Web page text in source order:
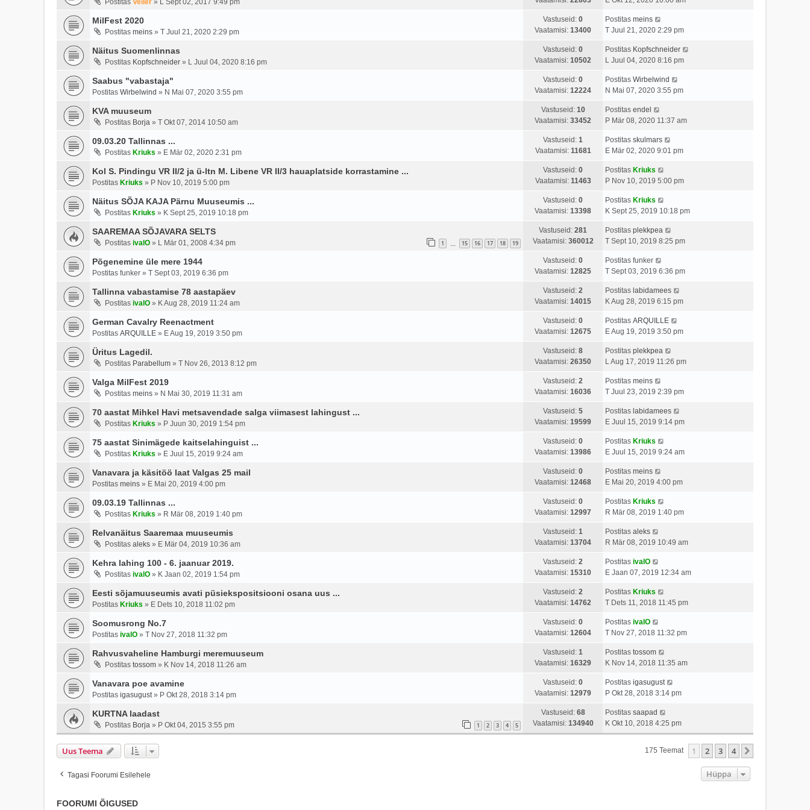
Postitas Veiler » L Sept 02, 2017 9:49 pm
MilFest 2020
Postitas meins » T Juul 21, 2020 2:29 pm
Vastuseid: 0
Vaatamisi: 13400
Postitas meins
T Juul 21, 2020 2:29 pm
Näitus Suomenlinnas
Postitas Kopfschneider » L Juul 04, 2020 8:16 pm
Vastuseid: 0
Vaatamisi: 10502
Postitas Kopfschneider
L Juul 04, 2020 8:16 pm
Saabus "vabastaja"
Postitas Wirbelwind » N Mai 07, 2020 3:55 pm
Vastuseid: 0
Vaatamisi: 12224
Postitas Wirbelwind
N Mai 07, 2020 3:55 pm
KVA muuseum
Postitas Borja » T Okt 07, 2014 10:50 am
Vastuseid: 10
Vaatamisi: 33452
Postitas endel
P Mär 08, 2020 11:37 am
09.03.20 Tallinnas ...
Postitas Kriuks » E Mär 02, 2020 2:31 pm
Vastuseid: 1
Vaatamisi: 11681
Postitas skulmars
E Mär 02, 2020 9:01 pm
Kol S. Pindingu VR II/2 ja ü-ltn M. Libene VR II/3 hauaplatside korrastamine ...
Postitas Kriuks » P Nov 10, 2019 5:00 pm
Vastuseid: 0
Vaatamisi: 11463
Postitas Kriuks
P Nov 10, 2019 5:00 pm
Näitus SÕJA KAJA Pärnu Muuseumis ...
Postitas Kriuks » K Sept 25, 2019 10:18 pm
Vastuseid: 0
Vaatamisi: 13398
Postitas Kriuks
K Sept 25, 2019 10:18 pm
SAAREMAA SÕJAVARA SELTS
Postitas ivalO » L Mär 01, 2008 4:34 pm 1 15 16 17 18 19
Vastuseid: 281
Vaatamisi: 360012
Postitas plekkpea
T Sept 10, 2019 8:25 pm
Põgenemine üle mere 1944
Postitas funker » T Sept 03, 2019 6:36 pm
Vastuseid: 0
Vaatamisi: 12825
Postitas funker
T Sept 03, 2019 6:36 pm
Tallinna vabastamise 78 aastapäev
Postitas ivalO » K Aug 28, 2019 11:24 am
Vastuseid: 2
Vaatamisi: 14015
Postitas labidamees
K Aug 28, 2019 6:15 pm
German Cavalry Reenactment
Postitas ARQUILLE » E Aug 19, 2019 3:50 pm
Vastuseid: 0
Vaatamisi: 12675
Postitas ARQUILLE
E Aug 19, 2019 3:50 pm
Üritus Lagedil.
Postitas Parabellum » T Nov 26, 2013 8:12 pm
Vastuseid: 8
Vaatamisi: 26350
Postitas plekkpea
L Aug 17, 2019 11:26 pm
Valga MilFest 2019
Postitas meins » N Mai 30, 2019 11:31 am
Vastuseid: 2
Vaatamisi: 16036
Postitas meins
T Juul 23, 2019 2:39 pm
70 aastat Mihkel Havi metsavendade salga viimasest lahingust ...
Postitas Kriuks » P Juun 30, 2019 1:54 pm
Vastuseid: 5
Vaatamisi: 19599
Postitas labidamees
E Juul 15, 2019 9:14 pm
75 aastat Sinimägede kaitselahinguist ...
Postitas Kriuks » E Juul 15, 2019 9:24 am
Vastuseid: 0
Vaatamisi: 13986
Postitas Kriuks
E Juul 15, 2019 9:24 am
Vanavara ja käsitöö laat Valgas 25 mail
Postitas meins » E Mai 20, 2019 4:00 pm
Vastuseid: 0
Vaatamisi: 12468
Postitas meins
E Mai 20, 2019 4:00 pm
09.03.19 Tallinnas ...
Postitas Kriuks » R Mär 08, 2019 1:40 pm
Vastuseid: 0
Vaatamisi: 12997
Postitas Kriuks
R Mär 08, 2019 1:40 pm
Relvanäitus Saaremaa muuseumis
Postitas aleks » E Mär 04, 2019 10:36 am
Vastuseid: 1
Vaatamisi: 13704
Postitas aleks
R Mär 08, 2019 10:49 am
Kehra lahing 100 - 6. jaanuar 2019.
Postitas ivalO » K Jaan 02, 2019 1:54 pm
Vastuseid: 2
Vaatamisi: 15310
Postitas ivalO
E Jaan 07, 2019 12:34 am
Eesti sõjamuuseumis avati püsiekspositsiooni osana uus ...
Postitas Kriuks » E Dets 10, 2018 11:02 pm
Vastuseid: 2
Vaatamisi: 14762
Postitas Kriuks
T Dets 11, 2018 11:45 pm
Soomusrong No.7
Postitas ivalO » T Nov 27, 2018 11:32 pm
Vastuseid: 0
Vaatamisi: 12604
Postitas ivalO
T Nov 27, 2018 11:32 pm
Rahvusvaheline Hamburgi meremuuseum
Postitas tossom » K Nov 14, 2018 11:26 am
Vastuseid: 1
Vaatamisi: 16329
Postitas tossom
K Nov 14, 2018 11:35 am
Vanavara poe avamine
Postitas igasugust» P Okt 28, 2018 3:14 pm
Vastuseid: 0
Vaatamisi: 12979
Postitas igasugust
P Okt 28, 2018 3:14 pm
KURTNA laadast
Postitas Borja » P Okt 04, 2015 3:55 pm 1 2 3 4 5
Vastuseid: 68
Vaatamisi: 134940
Postitas saapad
K Okt 10, 2018 4:25 pm
Uus Teema 175 Teemat 1 2 3 4
Tagasi Foorumi Esilehele Hüppa
FOORUMI ÕIGUSED